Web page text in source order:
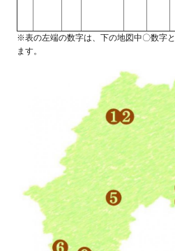
※表の左端の数字は、下の地図中〇数字
ます。